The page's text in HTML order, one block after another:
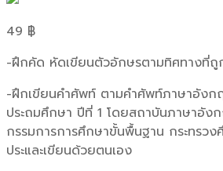
49 ฿
-ฝึกคัด หัดเขียนตัวอักษรตามทิศทางที่
-ฝึกเขียนคำศัพท์ ตามคำศัพท์ภาษาอังก
ประถมศึกษา ปีที่ 1 โดยสถาบันภาษาอั
กรรมการการศึกษาขั้นพื้นฐาน กระทรว
ประและเขียนด้วยตนเอง